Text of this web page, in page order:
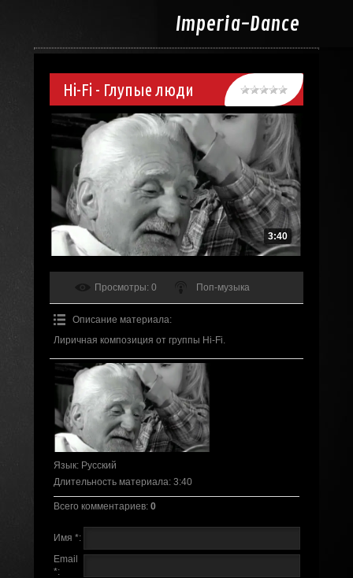
Imperia-Dance
Hi-Fi - Глупые люди
3:40
Просмотры: 0 Поп-музыка
Описание материала:
Лиричная композиция от группы Hi-Fi.
Язык: Русский
Длительность материала: 3:40
Всего комментариев: 0
Имя *:
Email
*: